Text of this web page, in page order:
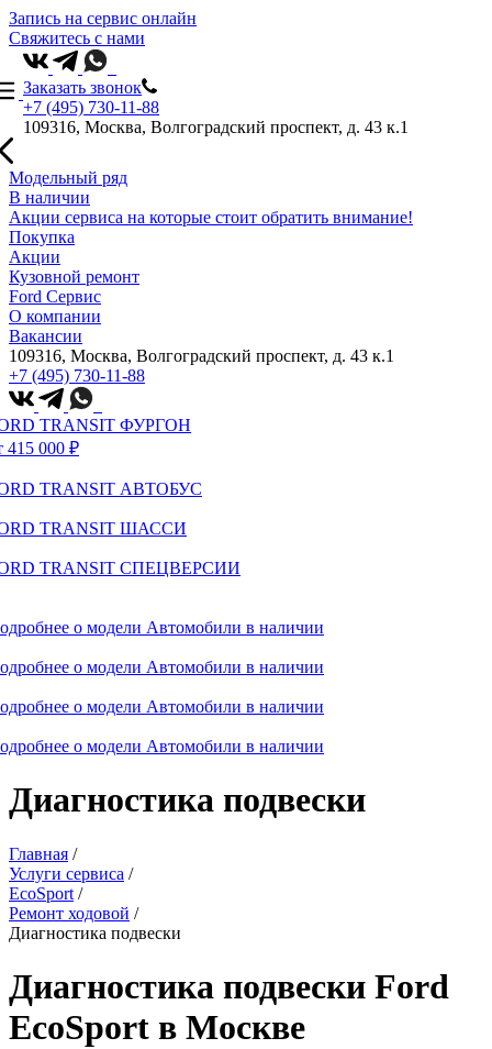
Запись на сервис онлайн
Свяжитесь с нами
Заказать звонок
+7 (495) 730-11-88
109316, Москва, Волгоградский проспект, д. 43 к.1
Модельный ряд
В наличии
Акции сервиса на которые стоит обратить внимание!
Покупка
Акции
Кузовной ремонт
Ford Сервис
О компании
Вакансии
109316, Москва, Волгоградский проспект, д. 43 к.1
+7 (495) 730-11-88
TRANSIT ФУРГОН
415 000 ₽
TRANSIT АВТОБУС
TRANSIT ШАССИ
TRANSIT СПЕЦВЕРСИИ
о модели Автомобили в наличии
о модели Автомобили в наличии
о модели Автомобили в наличии
о модели Автомобили в наличии
Диагностика подвески
Главная /
Услуги сервиса /
EcoSport /
Ремонт ходовой /
Диагностика подвески
Диагностика подвески Ford
EcoSport в Москве